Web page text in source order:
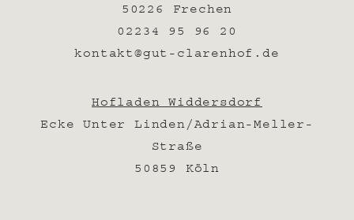
50226 Frechen
02234 95 96 20
kontakt@gut-clarenhof.de
Hofladen Widdersdorf
Ecke Unter Linden/Adrian-Meller-
Straße
50859 Köln